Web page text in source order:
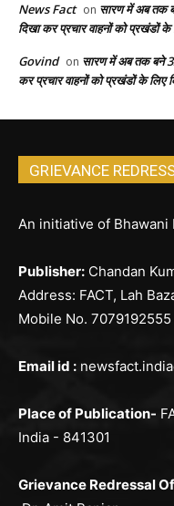
News Fact on सारण में अब तक
दिखा कर प्रचार वाहनों को प्रखंडों के
Govind on सारण में अब तक बने
कर प्रचार वाहनों को प्रखंडों के लिए
GRIEVANCE
An initiative of Bhawani
Publisher: Chandan
Address: FACT, Lah
Mobile No. 7079192555
Email id :
Place of Publication-
India - 841301
Grievance Redressal